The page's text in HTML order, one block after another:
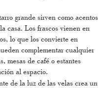
grande sirven como acentos
casa. Los frascos vienen en
lo que los convierte en
complementar cualquier
mesas de café o estantes
al espacio.
de la luz de las velas crea un